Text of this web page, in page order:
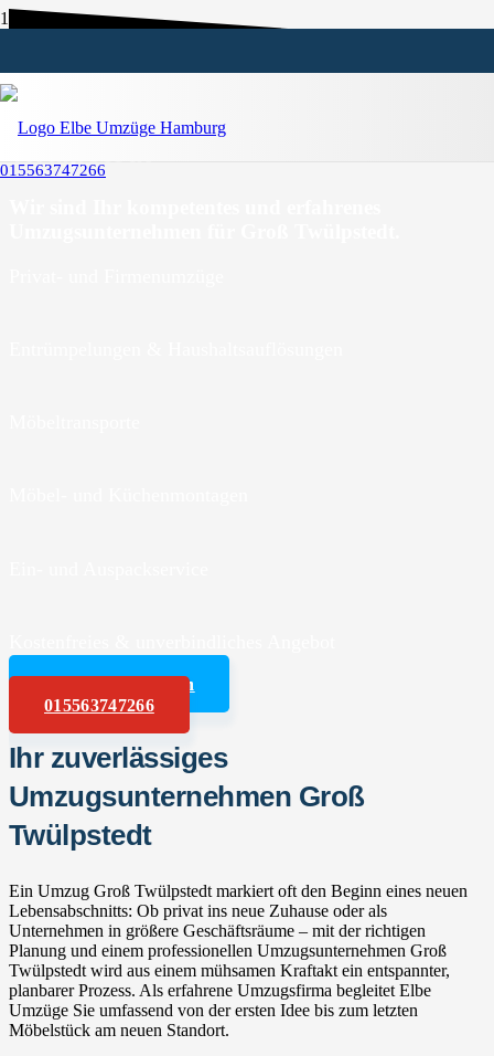
015563747266
Umzugsunternehmen Groß
Angebot anfordern
015563747266
Ihr zuverlässiges
Umzugsunternehmen Groß
Twülpstedt
Ein Umzug Groß Twülpstedt markiert oft den Beginn eines neuen
Lebensabschnitts: Ob privat ins neue Zuhause oder als
Unternehmen in größere Geschäftsräume – mit der richtigen
Planung und einem professionellen Umzugsunternehmen Groß
Twülpstedt wird aus einem mühsamen Kraftakt ein entspannter,
planbarer Prozess. Als erfahrene Umzugsfirma begleitet Elbe
Umzüge Sie umfassend von der ersten Idee bis zum letzten
Möbelstück am neuen Standort.